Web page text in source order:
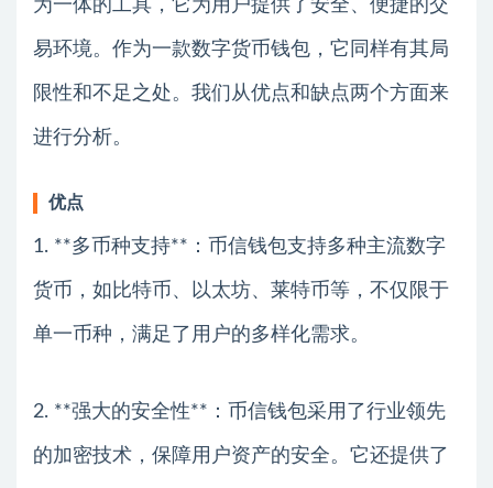
为一体的工具，它为用户提供了安全、便捷的交
易环境。作为一款数字货币钱包，它同样有其局
限性和不足之处。我们从优点和缺点两个方面来
进行分析。
优点
1. **多币种支持**：币信钱包支持多种主流数字
货币，如比特币、以太坊、莱特币等，不仅限于
单一币种，满足了用户的多样化需求。
2. **强大的安全性**：币信钱包采用了行业领先
的加密技术，保障用户资产的安全。它还提供了